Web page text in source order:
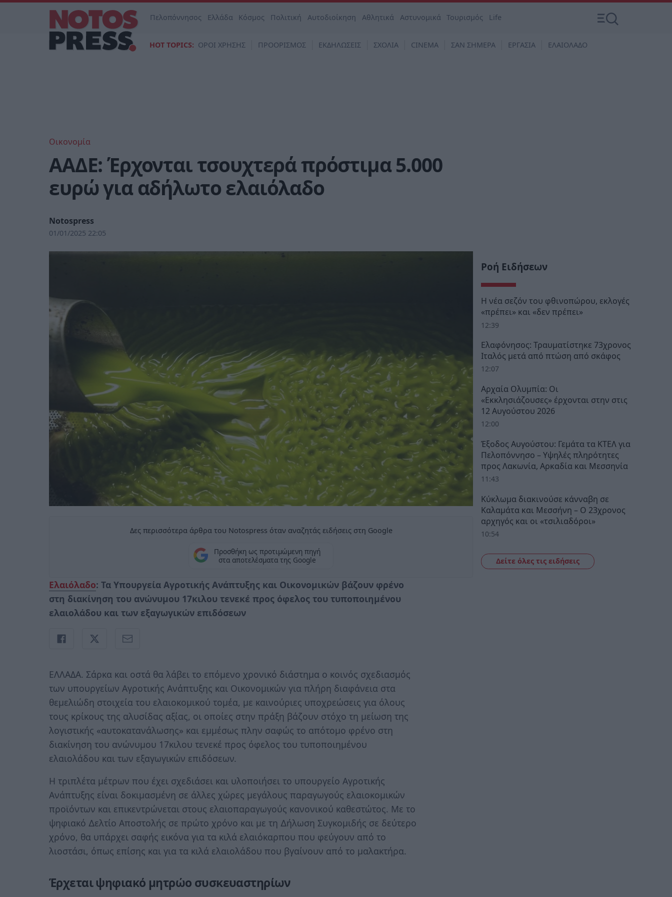
Πελοπόννησος Ελλάδα Κόσμος Πολιτική Αυτοδιοίκηση Αθλητικά Αστυνομικά Τουρισμός Life
HOT TOPICS: ΟΡΟΙ ΧΡΗΣΗΣ ΠΡΟΟΡΙΣΜΟΣ ΕΚΔΗΛΩΣΕΙΣ ΣΧΟΛΙΑ CINEMA ΣΑΝ ΣΗΜΕΡΑ ΕΡΓΑΣΙΑ ΕΛΑΙΟΛΑΔΟ
Οικονομία
ΑΑΔΕ: Έρχονται τσουχτερά πρόστιμα 5.000
ευρώ για αδήλωτο ελαιόλαδο
Notospress
01/01/2025 22:05
Δες περισσότερα άρθρα του Notospress όταν αναζητάς ειδήσεις στη Google
Προσθήκη ως προτιμώμενη πηγή
στα αποτελέσματα της Google
Ελαιόλαδο: Τα Υπουργεία Αγροτικής Ανάπτυξης και Οικονομικών βάζουν φρένο
στη διακίνηση του ανώνυµου 17κιλου τενεκέ προς όφελος του τυποποιηµένου
ελαιολάδου και των εξαγωγικών επιδόσεων
ΕΛΛΑΔΑ. Σάρκα και οστά θα λάβει το επόµενο χρονικό διάστηµα ο κοινός σχεδιασµός
των υπουργείων Αγροτικής Ανάπτυξης και Οικονοµικών για πλήρη διαφάνεια στα
θεµελιώδη στοιχεία του ελαιοκοµικού τοµέα, µε καινούριες υποχρεώσεις για όλους
τους κρίκους της αλυσίδας αξίας, οι οποίες στην πράξη βάζουν στόχο τη µείωση της
λογιστικής «αυτοκατανάλωσης» και εµµέσως πλην σαφώς το απότοµο φρένο στη
διακίνηση του ανώνυµου 17κιλου τενεκέ προς όφελος του τυποποιηµένου
ελαιολάδου και των εξαγωγικών επιδόσεων.
Η τριπλέτα µέτρων που έχει σχεδιάσει και υλοποιήσει το υπουργείο Αγροτικής
Ανάπτυξης είναι δοκιµασµένη σε άλλες χώρες µεγάλους παραγωγούς ελαιοκοµικών
προϊόντων και επικεντρώνεται στους ελαιοπαραγωγούς κανονικού καθεστώτος. Με το
ψηφιακό ∆ελτίο Αποστολής σε πρώτο χρόνο και µε τη ∆ήλωση Συγκοµιδής σε δεύτερο
χρόνο, θα υπάρχει σαφής εικόνα για τα κιλά ελαιόκαρπου που φεύγουν από το
λιοστάσι, όπως επίσης και για τα κιλά ελαιολάδου που βγαίνουν από το µαλακτήρα.
Έρχεται ψηφιακό µητρώο συσκευαστηρίων
Ροή Ειδήσεων
Η νέα σεζόν του φθινοπώρου, εκλογές
«πρέπει» και «δεν πρέπει»
12:39
Ελαφόνησος: Τραυματίστηκε 73χρονος
Ιταλός μετά από πτώση από σκάφος
12:07
Αρχαία Ολυμπία: Οι
«Εκκλησιάζουσες» έρχονται στην στις
12 Αυγούστου 2026
12:00
Έξοδος Αυγούστου: Γεμάτα τα ΚΤΕΛ για
Πελοπόννησο – Υψηλές πληρότητες
προς Λακωνία, Αρκαδία και Μεσσηνία
11:43
Κύκλωμα διακινούσε κάνναβη σε
Καλαμάτα και Μεσσήνη – Ο 23χρονος
αρχηγός και οι «τσιλιαδόροι»
10:54
Δείτε όλες τις ειδήσεις